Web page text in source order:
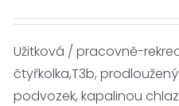
Užitková / pracovně-
čtyřkolka,T3b, prodloužený
podvozek, kapalinou